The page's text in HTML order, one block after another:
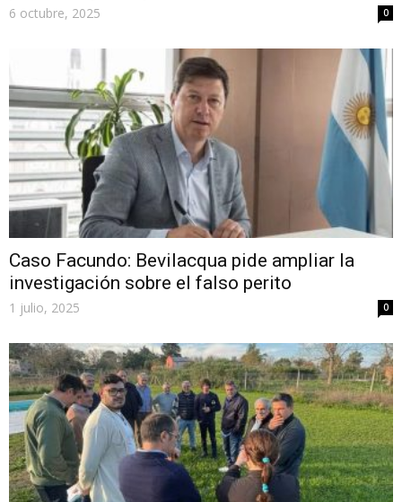
6 octubre, 2025 0
Caso Facundo: Bevilacqua pide ampliar la
investigación sobre el falso perito
1 julio, 2025 0